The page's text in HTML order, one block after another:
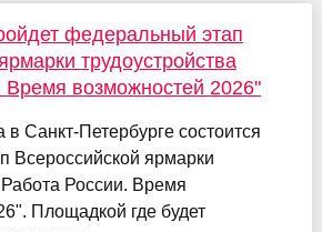
федеральный этап
трудоустройства
Время возможностей 2026"
Санкт-Петербурге состоится
Всероссийской ярмарки
России. Время
Площадкой где будет